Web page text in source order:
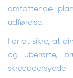
omfattende
udførelse.
For at sikre, at
og uberørte,